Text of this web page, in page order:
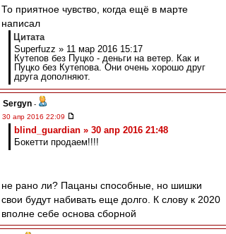
То приятное чувство, когда ещё в марте
написал
Цитата
Superfuzz » 11 мар 2016 15:17
Кутепов без Пуцко - деньги на ветер. Как и
Пуцко без Кутепова. Они очень хорошо друг
друга дополняют.
Sergyn -
30 апр 2016 22:09
blind_guardian » 30 апр 2016 21:48
Бокетти продаем!!!!
не рано ли? Пацаны способные, но шишки
свои будут набивать еще долго. К слову к 2020
вполне себе основа сборной